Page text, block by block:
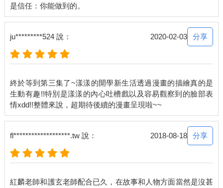
ju*********524 說： 2020-02-03 分享
終於等到第三集了~漾漾的開學新生活透過漫畫的描繪真的是
生動有趣!!特別是漾漾的內心吐槽戲以及容易觀察到的臉部表
fl*******************.tw 說： 2018-08-18 分享
紅麟老師和護玄老師配合已久，在故事和人物方面當然是沒甚